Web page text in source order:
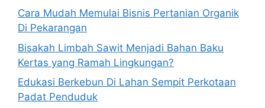
Cara Mudah Memulai Bisnis Pertanian Organik
Di Pekarangan
Bisakah Limbah Sawit Menjadi Bahan Baku
Kertas yang Ramah Lingkungan?
Edukasi Berkebun Di Lahan Sempit Perkotaan
Padat Penduduk